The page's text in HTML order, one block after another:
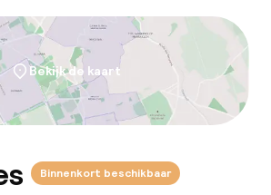
Bekijk de kaart
Binnenkort beschikbaar